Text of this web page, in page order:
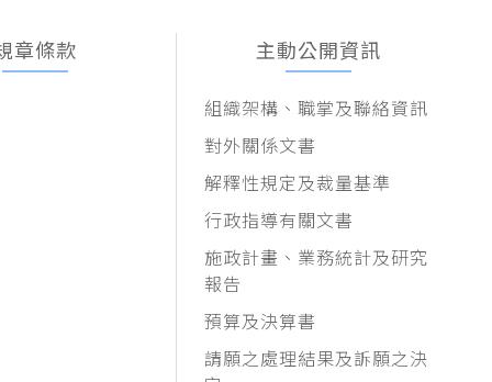
章條款 主動公開資訊
組織架構、職掌及聯絡資訊
對外關係文書
解釋性規定及裁量基準
行政指導有關文書
施政計畫、業務統計及研究
報告
預算及決算書
請願之處理結果及訴願之決